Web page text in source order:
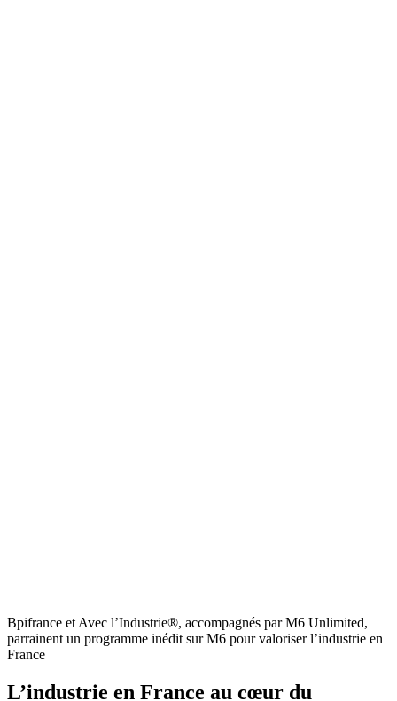
Bpifrance et Avec l’Industrie®, accompagnés par M6 Unlimited,
parrainent un programme inédit sur M6 pour valoriser l’industrie en
France
L’industrie en France au cœur du